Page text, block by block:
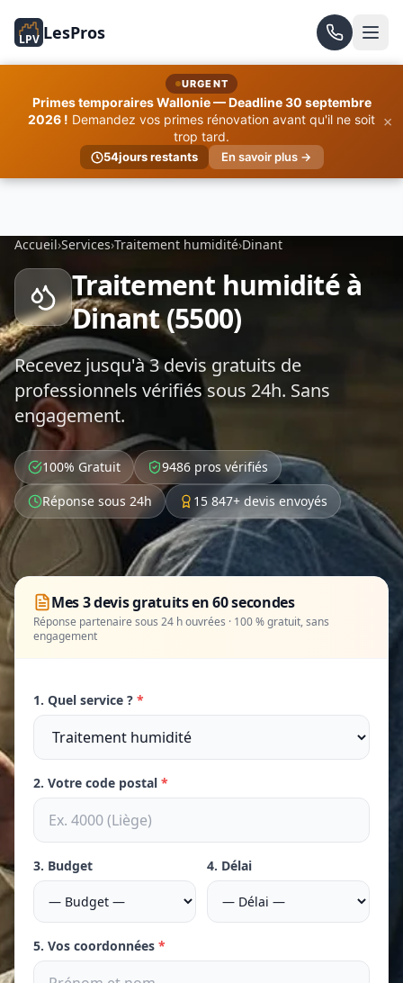
LPV LesPros
URGENT
Primes temporaires Wallonie — Deadline 30 septembre
2026 ! Demandez vos primes rénovation avant qu'il ne soit
trop tard.
54jours restants En savoir plus →
×
Accueil›Services›Traitement humidité›Dinant
Traitement humidité à
Dinant (5500)
Recevez jusqu'à 3 devis gratuits de
professionnels vérifiés sous 24h. Sans
engagement.
100% Gratuit
9486 pros vérifiés
Réponse sous 24h
15 847+ devis envoyés
Mes 3 devis gratuits en 60 secondes
Réponse partenaire sous 24 h ouvrées · 100 % gratuit, sans
engagement
1. Quel service ? *
2. Votre code postal *
3. Budget 4. Délai
5. Vos coordonnées *